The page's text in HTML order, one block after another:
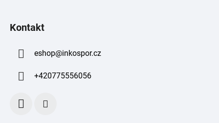
Kontakt
eshop@inkospor.cz
+420775556056